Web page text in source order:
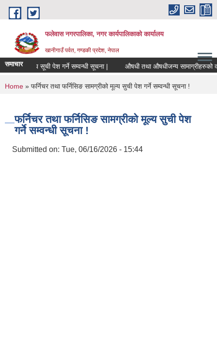
Skip to main content
फलेवास नगरपालिका, नगर कार्यपालिकाको कार्यालय
खानीगाउँ पर्वत, गण्डकी प्रदेश, नेपाल
समाचारमूल्य सूची पेश गर्ने सम्वन्धी सूचना | औषधी तथा औषधीजन्य सामाग्रीहरुको
You are here
Home » फर्निचर तथा फर्निसिङ सामग्रीको मूल्य सुची पेश गर्ने सम्वन्धी सूचना !
फर्निचर तथा फर्निसिङ सामग्रीको मूल्य सुची पेश
गर्ने सम्वन्धी सूचना !
Submitted on: Tue, 06/16/2026 - 15:44